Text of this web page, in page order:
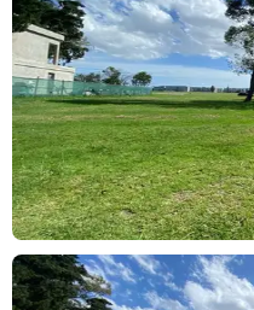
Los datos fueron
desarrollador y pueden no
visualización de este aviso
inexactitudes y discordancias
Estamos a total disposición
información que nos requiera.
.